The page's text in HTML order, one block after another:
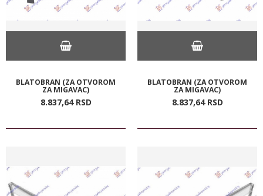
BLATOBRAN (ZA OTVOROM
ZA MIGAVAC)
8.837,64 RSD
BLATOBRAN (ZA OTVOROM
ZA MIGAVAC)
8.837,64 RSD